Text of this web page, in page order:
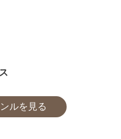
ルを見る